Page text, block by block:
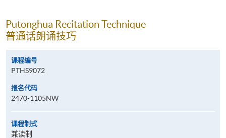
Putonghua Recitation Technique
普通话朗诵技巧
课程编号
PTHS9072
报名代码
2470-1105NW
课程制式
兼读制